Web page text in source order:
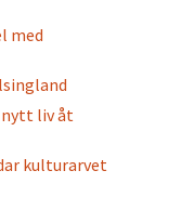
med
liv åt
kulturarvet